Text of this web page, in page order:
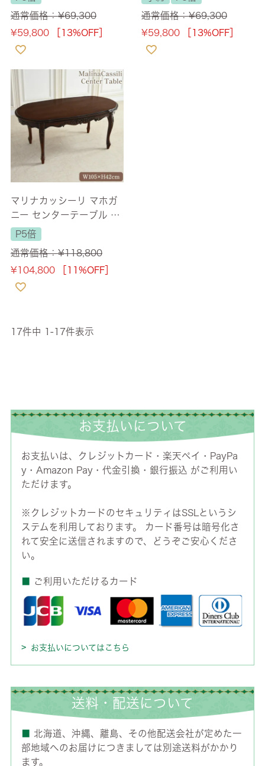
通常価格：¥69,300
¥59,800 ［13%OFF］
幅48cm 【送料無料】
通常価格：¥69,300
¥59,800 ［13%OFF］
マリナカッシーリ マホガ
ニー センターテーブル 幅
105cm 【送料無料】
P5倍
通常価格：¥118,800
¥104,800 ［11%OFF］
17件中 1 -17件表示
お支払いについて
お支払いは、クレジットカード・楽天ペイ・PayPa
y・Amazon Pay・代金引換・銀行振込 がご利用い
ただけます。
※クレジットカードのセキュリティはSSLというシ
ステムを利用しております。 カード番号は暗号化さ
れて安全に送信されますので、どうぞご安心くださ
い。
ご利用いただけるカード
お支払いについてはこちら
送料・配送について
北海道、沖縄、離島、その他配送会社が定めた一
部地域へのお届けにつきましては別途送料がかかり
ます。